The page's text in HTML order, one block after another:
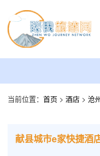
当前位置： 首页 > 酒店 > 沧
献县城市e家快捷酒